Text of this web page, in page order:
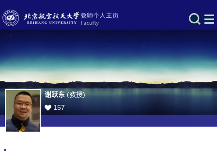
谢跃东(教授)
157